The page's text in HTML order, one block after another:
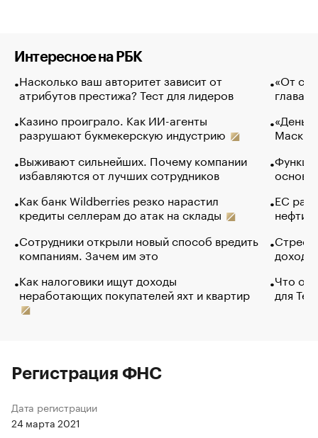
Интересное на РБК
Насколько ваш авторитет зависит от
атрибутов престижа? Тест для лидеров
Казино проиграло. Как ИИ-агенты
разрушают букмекерскую индустрию
Выживают сильнейших. Почему компании
избавляются от лучших сотрудников
Как банк Wildberries резко нарастил
кредиты селлерам до атак на склады
Сотрудники открыли новый способ вредить
компаниям. Зачем им это
Как налоговики ищут доходы
неработающих покупателей яхт и квартир
«От
глава
Маск в
основ
ЕС
нефти
Что
для
Регистрация ФНС
Дата регистрации
24 марта 2021